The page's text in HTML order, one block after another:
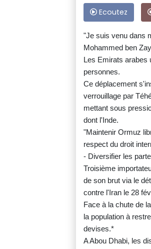
Ecoutez
"Je suis venu dans
Mohammed ben
Les Emirats arabes
personnes.
Ce déplacement
verrouillage par
mettant sous
dont l'Inde.
"Maintenir Ormuz
respect du droit
- Diversifier les
Troisième
de son brut via le
contre l'Iran le 28
Face à la chute de
la population à
devises.*
A Abou Dhabi, les